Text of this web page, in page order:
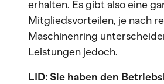
erhalten. Es gibt also eine
Mitgliedsvorteilen, je nach
Maschinenring
Leistungen jedoch.
LID: Sie haben den